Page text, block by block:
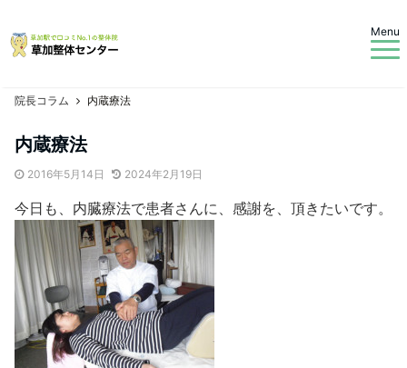
Menu
院長コラム 内蔵療法
内蔵療法
2016年5月14日 2024年2月19日
今日も、内臓療法で患者さんに、感謝を、頂きたいです。